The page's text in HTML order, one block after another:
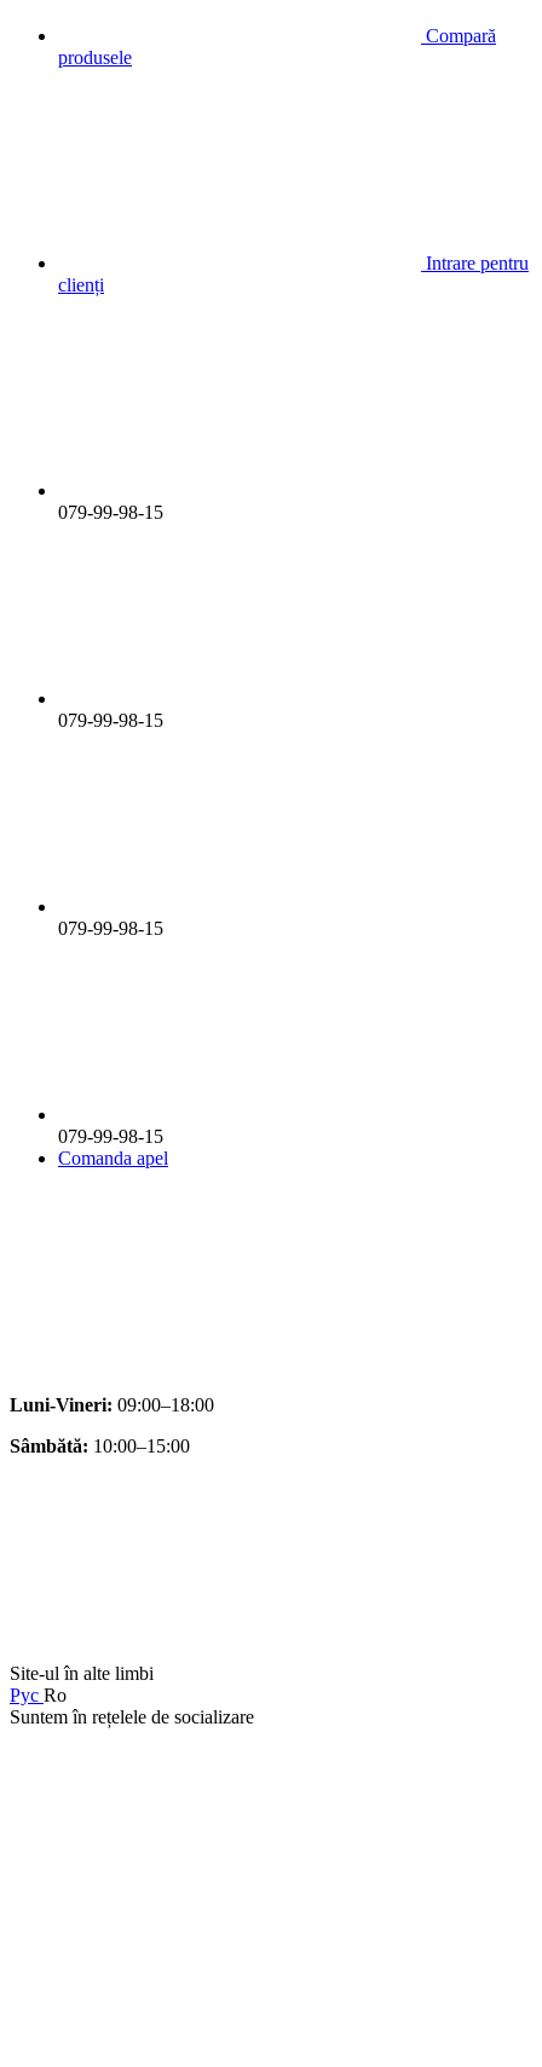
Compară
produsele
Intrare pentru
clienți
079-99-98-15
079-99-98-15
079-99-98-15
079-99-98-15
Comanda apel
Luni-Vineri: 09:00–18:00
Sâmbătă: 10:00–15:00
Site-ul în alte limbi
Рус Ro
Suntem în rețelele de socializare